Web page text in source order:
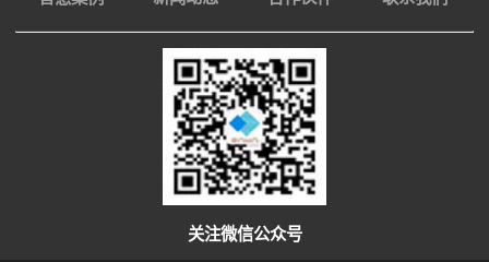
关注微信公众号